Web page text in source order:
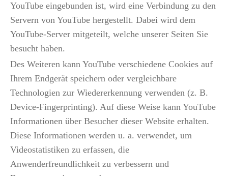
YouTube eingebunden ist, wird eine Verbindung zu den
Servern von YouTube hergestellt. Dabei wird dem
YouTube-Server mitgeteilt, welche unserer Seiten Sie
besucht haben.
Des Weiteren kann YouTube verschiedene Cookies auf
Ihrem Endgerät speichern oder vergleichbare
Technologien zur Wiedererkennung verwenden (z. B.
Device-Fingerprinting). Auf diese Weise kann YouTube
Informationen über Besucher dieser Website erhalten.
Diese Informationen werden u. a. verwendet, um
Videostatistiken zu erfassen, die
Anwenderfreundlichkeit zu verbessern und